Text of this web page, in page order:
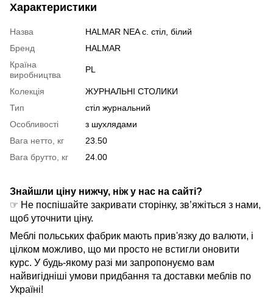
Характеристики
Назва
HALMAR NEA с. стіл, білий
Бренд
HALMAR
Країна
виробництва
PL
Колекція
ЖУРНАЛЬНІ СТОЛИКИ
Тип
стіл журнальний
Особливості
з шухлядами
Вага нетто, кг
23.50
Вага брутто, кг
24.00
Знайшли ціну нижчу, ніж у нас на сайті?
☞ Не поспішайте закривати сторінку, зв’яжіться з нами,
щоб уточнити ціну.
Меблі польських фабрик мають прив'язку до валюти, і
цілком можливо, що ми просто не встигли оновити
курс. У будь-якому разі ми запропонуємо вам
найвигідніші умови придбання та доставки меблів по
Україні!